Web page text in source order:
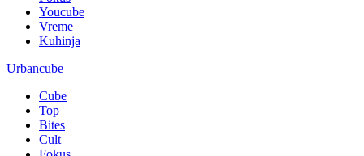
Youcube
Vreme
Kuhinja
Urbancube
Cube
Top
Bites
Cult